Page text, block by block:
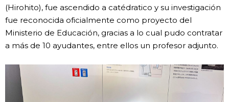
(Hirohito), fue ascendido a catédratico y su investigación
fue reconocida oficialmente como proyecto del
Ministerio de Educación, gracias a lo cual pudo contratar
a más de 10 ayudantes, entre ellos un profesor adjunto.